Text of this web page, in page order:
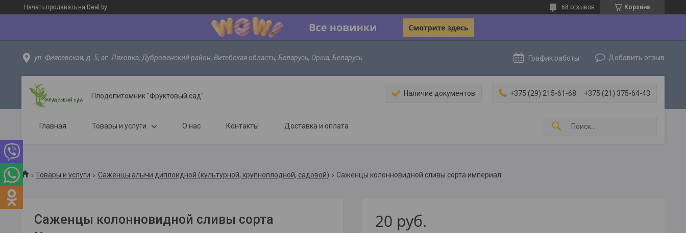
Начать продавать на Deal.by Корзина
68 отзывов
ул. Фиясёвская, д. 5, аг. Ляховка, Дубровенский район, Витебская область, Беларусь, Орша, Беларусь График работы Добавить отзыв
Плодопитомник "Фруктовый сад" Наличие документов +375 (29) 215-61-68 +375 (21) 375-64-43
Главная Товары и услуги О нас Контакты Доставка и оплата
Товары и услуги Саженцы алычи диплоидной (культурной, крупноплодной, садовой) Саженцы колонновидной сливы сорта империал
Саженцы колонновидной сливы сорта
20 руб.